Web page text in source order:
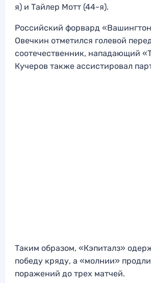
я) и Тайлер Мотт (44-я).
Российский форвард
Овечкин отметился голевой
соотечественник, нападающий
Кучеров также ассистировал
Таким образом, «Кэпиталз»
победу кряду, а «молнии»
поражений до трех матчей.